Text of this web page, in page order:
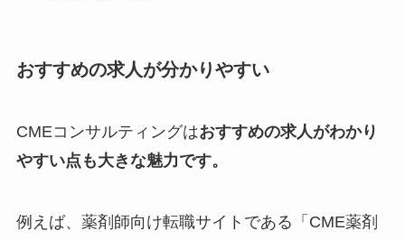
おすすめの求人が分かりやすい
CMEコンサルティングはおすすめの求人がわかり
やすい点も大きな魅力です。
例えば、薬剤師向け転職サイトである「CME薬剤